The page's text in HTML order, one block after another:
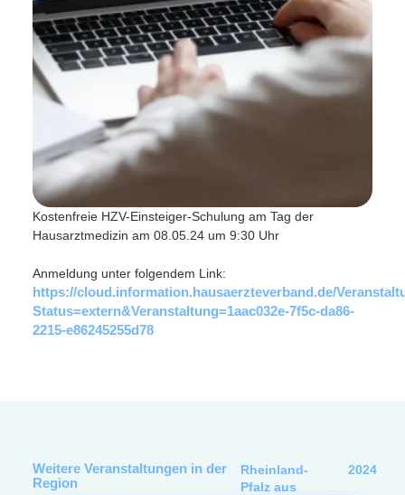
Kostenfreie HZV-Einsteiger-Schulung am Tag der
Hausarztmedizin am 08.05.24 um 9:30 Uhr
Anmeldung unter folgendem Link:
https://cloud.information.hausaerzteverband.de/
Status=extern&Veranstaltung=1aac032e-7f5c-da86-
2215-e86245255d78
Weitere Veranstaltungen in der
Region
Rheinland-
Pfalz aus
2024